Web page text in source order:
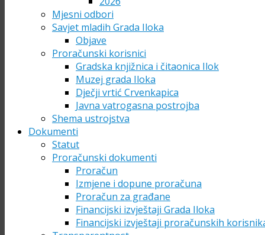
Mjesni odbori
Savjet mladih Grada Iloka
Objave
Proračunski korisnici
Gradska knjižnica i čitaonica Ilok
Muzej grada Iloka
Dječji vrtić Crvenkapica
Javna vatrogasna postrojba
Shema ustrojstva
Dokumenti
Statut
Proračunski dokumenti
Proračun
Izmjene i dopune proračuna
Proračun za građane
Financijski izvještaji Grada Iloka
Financijski izvještaji proračunskih